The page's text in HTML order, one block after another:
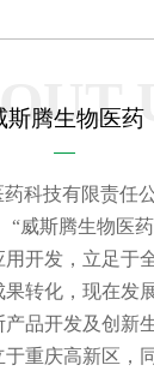
斯腾生物医药
科技有限责任
“威斯腾生物医
开发，立足于
转化，现在发
品开发及创新
重庆高新区，